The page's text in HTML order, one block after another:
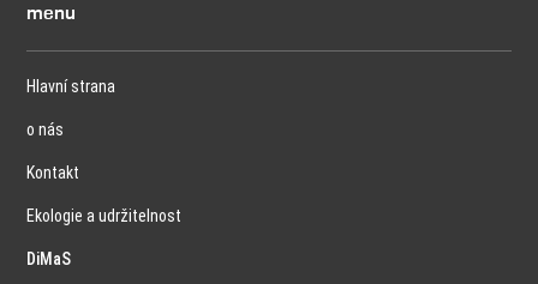
menu
Hlavní strana
o nás
Kontakt
Ekologie a udržitelnost
DiMaS